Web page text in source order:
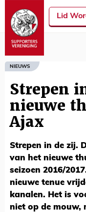
Lid
NIEUWS
Strepen
nieuwe
Ajax
Strepen in de zij.
van het nieuwe
seizoen 2016/
nieuwe tenue
kanalen. Het is
niet op de mouw,